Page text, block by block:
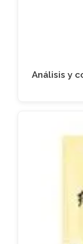
Análisis y